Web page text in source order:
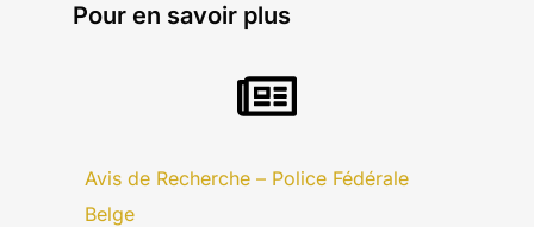
Pour en savoir plus
Avis de Recherche – Police Fédérale
Belge